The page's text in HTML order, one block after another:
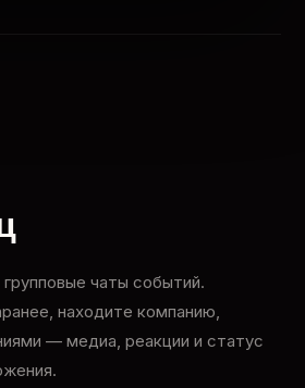
чаты событий.
находите компанию,
— медиа, реакции и статус